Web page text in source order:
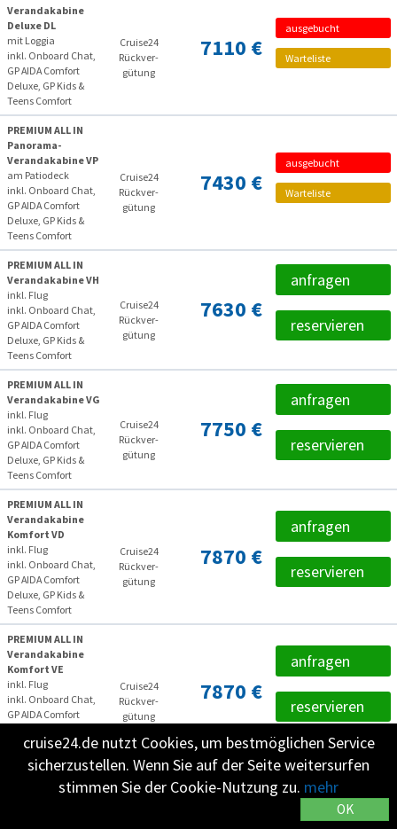
Verandakabine
Deluxe DL
mit Loggia
inkl. Onboard Chat,
GP AIDA Comfort
Deluxe, GP Kids &
Teens Comfort
Cruise24
Rückver­
gütung
7110 €
ausgebucht
Warteliste
PREMIUM ALL IN
Panorama-
Verandakabine VP
am Patiodeck
inkl. Onboard Chat,
GP AIDA Comfort
Deluxe, GP Kids &
Teens Comfort
Cruise24
Rückver­
gütung
7430 €
ausgebucht
Warteliste
PREMIUM ALL IN
Verandakabine VH
inkl. Flug
inkl. Onboard Chat,
GP AIDA Comfort
Deluxe, GP Kids &
Teens Comfort
Cruise24
Rückver­
gütung
7630 €
anfragen
reservieren
PREMIUM ALL IN
Verandakabine VG
inkl. Flug
inkl. Onboard Chat,
GP AIDA Comfort
Deluxe, GP Kids &
Teens Comfort
Cruise24
Rückver­
gütung
7750 €
anfragen
reservieren
PREMIUM ALL IN
Verandakabine
Komfort VD
inkl. Flug
inkl. Onboard Chat,
GP AIDA Comfort
Deluxe, GP Kids &
Teens Comfort
Cruise24
Rückver­
gütung
7870 €
anfragen
reservieren
PREMIUM ALL IN
Verandakabine
Komfort VE
inkl. Flug
inkl. Onboard Chat,
GP AIDA Comfort
Teens Comfort
Cruise24
Rückver­
gütung
7870 €
anfragen
reservieren
PREMIUM ALL IN
Verandakabine
anfragen
cruise24.de nutzt Cookies, um bestmöglichen Service
sicherzustellen. Wenn Sie auf der Seite weitersurfen
stimmen Sie der Cookie-Nutzung zu. mehr
OK